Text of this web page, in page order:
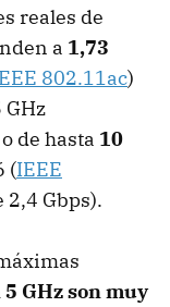
reales de
a 1,73
802.11ac)
de hasta 10
(IEEE
2,4 Gbps).
GHz son muy